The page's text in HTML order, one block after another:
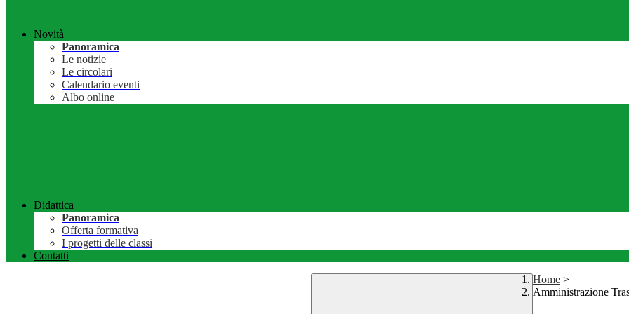
Novità
Panoramica
Le notizie
Le circolari
Calendario eventi
Albo online
Didattica
Panoramica
Offerta formativa
I progetti delle classi
Contatti
Home >
Amministrazione